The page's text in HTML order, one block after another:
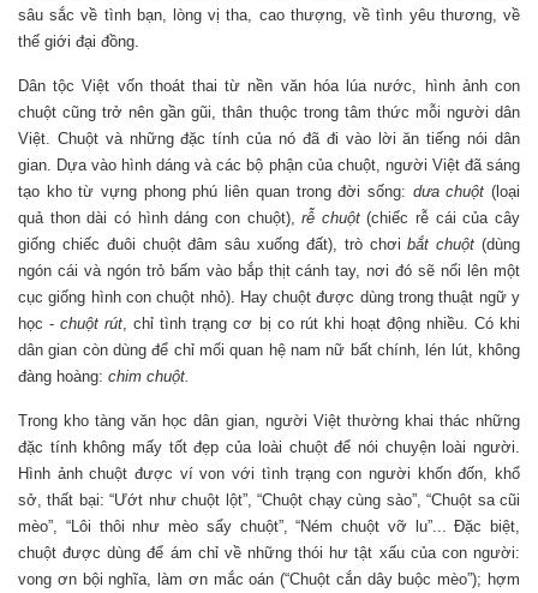
sâu sắc về tình bạn, lòng vị tha, cao thượng, về tình yêu thương, về
thế giới đại đồng.
Dân tộc Việt vốn thoát thai từ nền văn hóa lúa nước, hình ảnh con
chuột cũng trở nên gần gũi, thân thuộc trong tâm thức mỗi người dân
Việt. Chuột và những đặc tính của nó đã đi vào lời ăn tiếng nói dân
gian. Dựa vào hình dáng và các bộ phận của chuột, người Việt đã sáng
tạo kho từ vựng phong phú liên quan trong đời sống: dưa chuột (loại
quả thon dài có hình dáng con chuột),rễ chuột(chiếc rễ cái của cây
giống chiếc đuôi chuột đâm sâu xuống đất), trò chơibắt chuột (dùng
ngón cái và ngón trỏ bấm vào bắp thịt cánh tay, nơi đó sẽ nổi lên một
cục giống hình con chuột nhỏ). Hay chuột được dùng trong thuật ngữ y
học -chuột rút, chỉ tình trạng cơ bị co rút khi hoạt động nhiều. Có khi
dân gian còn dùng để chỉ mối quan hệ nam nữ bất chính, lén lút, không
đàng hoàng: chim chuột.
Trong kho tàng văn học dân gian, người Việt thường khai thác những
đặc tính không mấy tốt đẹp của loài chuột để nói chuyện loài người.
Hình ảnh chuột được ví von với tình trạng con người khốn đốn, khổ
sở, thất bại: “Ướt như chuột lột”, “Chuột chạy cùng sào”, “Chuột sa cũi
mèo”, “Lôi thôi như mèo sẩy chuột”, “Ném chuột vỡ lu”... Đặc biệt,
chuột được dùng để ám chỉ về những thói hư tật xấu của con người:
vong ơn bội nghĩa, làm ơn mắc oán (“Chuột cắn dây buộc mèo”); hợm